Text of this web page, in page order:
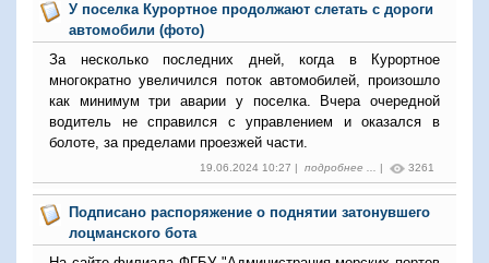
У поселка Курортное продолжают слетать с дороги
автомобили (фото)
За несколько последних дней, когда в Курортное
многократно увеличился поток автомобилей, произошло
как минимум три аварии у поселка. Вчера очередной
водитель не справился с управлением и оказался в
болоте, за пределами проезжей части.
19.06.2024 10:27 | подробнее ... | 3261
Подписано распоряжение о поднятии затонувшего
лоцманского бота